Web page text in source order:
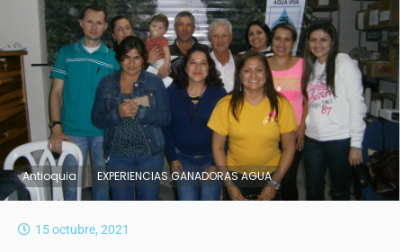
Antioquia EXPERIENCIAS GANADORAS AGUA
15 octubre, 2021